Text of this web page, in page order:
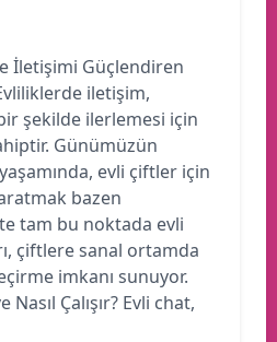
İletişimi Güçlendiren
iletişim,
şekilde ilerlemesi için
Günümüzün
evli çiftler için
bazen
tam bu noktada evli
çiftlere sanal ortamda
imkanı sunuyor.
Çalışır? Evli chat,